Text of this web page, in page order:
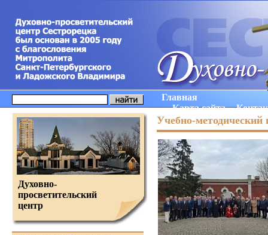
Главная
Карта сайта
Учебно-методический
Духовно-
просветительский
центр